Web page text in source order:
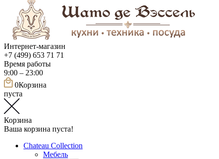
Интернет-магазин
+7 (499) 653 71 71
Время работы
9:00 – 23:00
0Корзина
пуста
Корзина
Ваша корзина пуста!
Chateau Collection
Мебель